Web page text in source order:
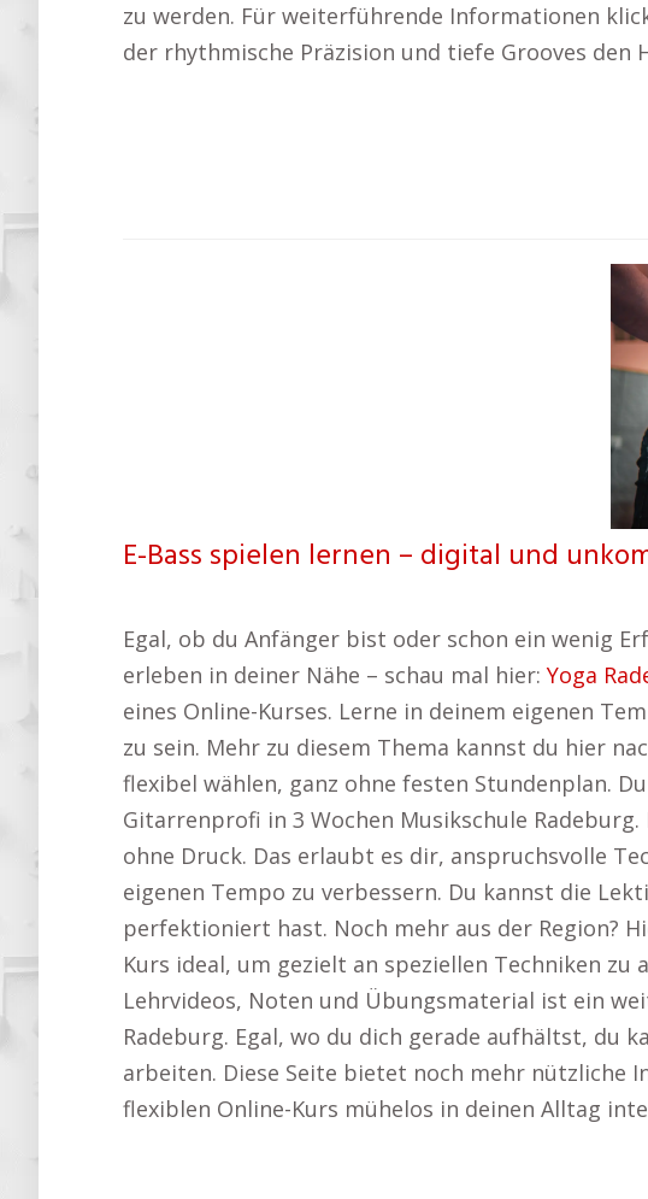
zu werden. Für weiterführende Informationen
der rhythmische Präzision und tiefe Grooves den
E-Bass spielen lernen – digital und
Egal, ob du Anfänger bist oder schon ein wenig
erleben in deiner Nähe – schau mal hier: Yoga
eines Online-Kurses. Lerne in deinem eigenen
zu sein. Mehr zu diesem Thema kannst du hier
flexibel wählen, ganz ohne festen Stundenplan.
Gitarrenprofi in 3 Wochen Musikschule
ohne Druck. Das erlaubt es dir, anspruchsvolle
eigenen Tempo zu verbessern. Du kannst die
perfektioniert hast. Noch mehr aus der Region?
Kurs ideal, um gezielt an speziellen Techniken
Lehrvideos, Noten und Übungsmaterial ist ein
Radeburg. Egal, wo du dich gerade aufhältst,
arbeiten. Diese Seite bietet noch mehr nützliche
flexiblen Online-Kurs mühelos in deinen Alltag